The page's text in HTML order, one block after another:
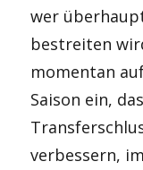
wer
bestreiten
momentan
Saison ein,
verbessern,